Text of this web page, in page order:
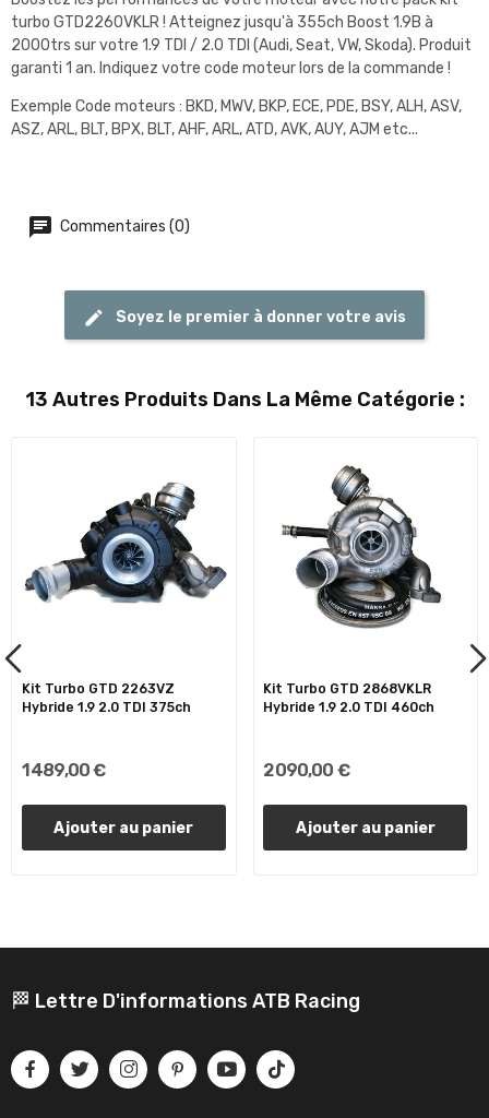
turbo GTD2260VKLR ! Atteignez jusqu'à 355ch Boost 1.9B à
2000trs sur votre 1.9 TDI / 2.0 TDI (Audi, Seat, VW, Skoda). Produit
garanti 1 an. Indiquez votre code moteur lors de la commande !
Exemple Code moteurs : BKD, MWV, BKP, ECE, PDE, BSY, ALH, ASV,
ASZ, ARL, BLT, BPX, BLT, AHF, ARL, ATD, AVK, AUY, AJM etc...
Commentaires (0)
Soyez le premier à donner votre avis
13 Autres Produits Dans La Même Catégorie :
Kit Turbo GTD 2263VZ
Hybride 1.9 2.0 TDI 375ch
1 489,00 €
Ajouter au panier
Kit Turbo GTD 2868VKLR
Hybride 1.9 2.0 TDI 460ch
2 090,00 €
Ajouter au panier
🏁 Lettre D'informations ATB Racing